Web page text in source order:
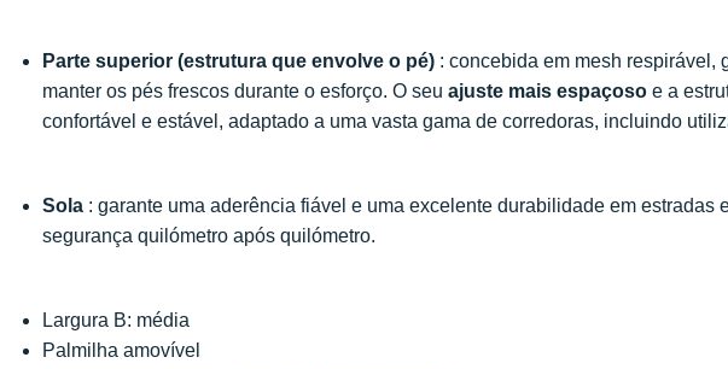
Parte superior (estrutura que envolve o pé) : concebida em mesh respirável,
manter os pés frescos durante o esforço. O seu ajuste mais espaçoso e a
confortável e estável, adaptado a uma vasta gama de corredoras, incluindo
Sola : garante uma aderência fiável e uma excelente durabilidade em estradas
segurança quilómetro após quilómetro.
Largura B: média
Palmilha amovível